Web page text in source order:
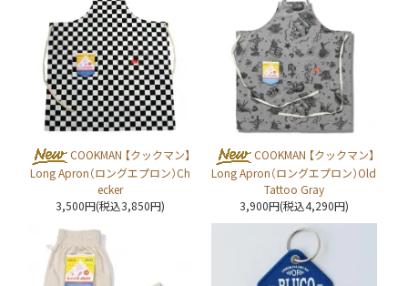
COOKMAN 【クックマン】
Long Apron（ロングエプロン）Ch
ecker
3,500円(税込3,850円)
COOKMAN 【クックマン】
Long Apron（ロングエプロン）Old
Tattoo Gray
3,900円(税込4,290円)